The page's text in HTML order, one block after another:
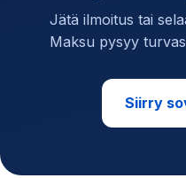
Jätä ilmoitus tai
Maksu pysyy
Siirry